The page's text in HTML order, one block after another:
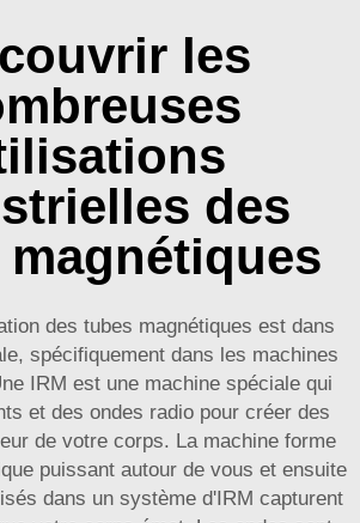
les
des
des tubes magnétiques est dans
spécifiquement dans les machines
IRM est une machine spéciale qui
et des ondes radio pour créer des
de votre corps. La machine forme
puissant autour de vous et ensuite
dans un système d'IRM capturent